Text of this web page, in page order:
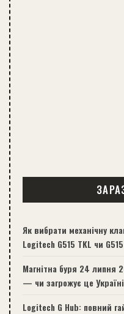
Як вибрати механічну
Logitech G515 TKL чи G515
Магнітна буря 24 липня
— чи загрожує це Україні
Logitech G Hub: повний